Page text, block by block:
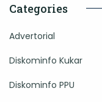
Categories
Advertorial
Diskominfo Kukar
Diskominfo PPU